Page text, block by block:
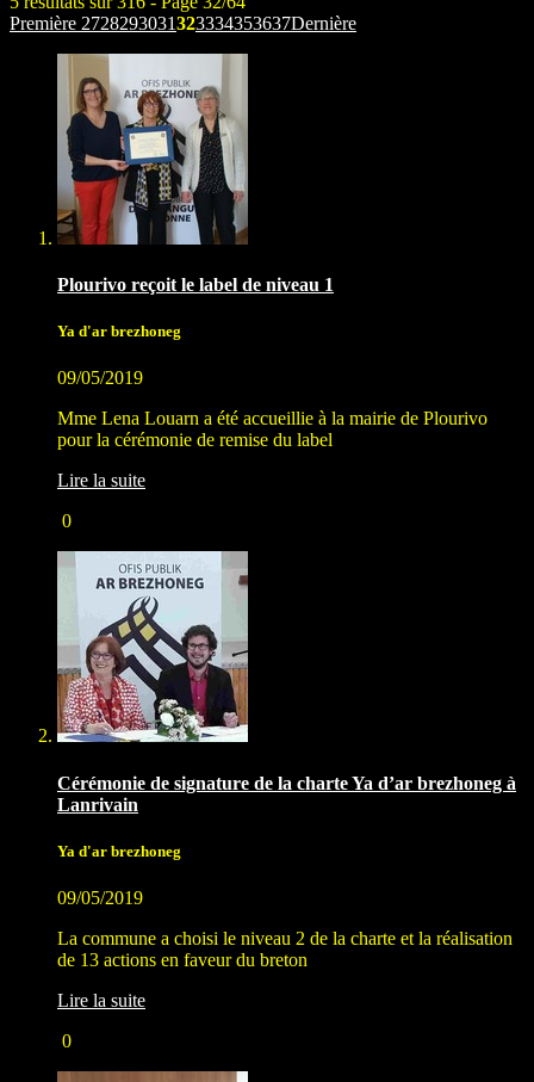
Première 2728293031323334353637Dernière
Plourivo reçoit le label de niveau 1
Ya d'ar brezhoneg
09/05/2019
Mme Lena Louarn a été accueillie à la mairie de Plourivo
pour la cérémonie de remise du label
Lire la suite
0
Cérémonie de signature de la charte Ya d’ar brezhoneg à
Lanrivain
Ya d'ar brezhoneg
09/05/2019
La commune a choisi le niveau 2 de la charte et la réalisation
de 13 actions en faveur du breton
Lire la suite
0